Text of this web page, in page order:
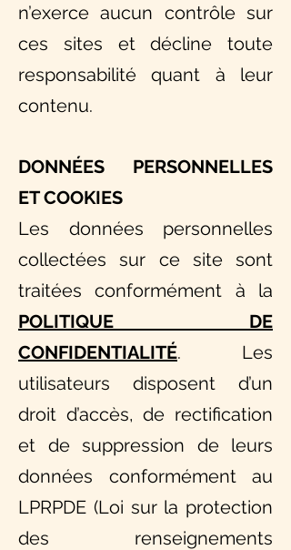
n’exerce aucun contrôle sur
ces sites et décline toute
responsabilité quant à leur
contenu.
DONNÉES PERSONNELLES
ET COOKIES
Les données personnelles
collectées sur ce site sont
traitées conformément à la
POLITIQUE DE
CONFIDENTIALITÉ. Les
utilisateurs disposent d’un
droit d’accès, de rectification
et de suppression de leurs
données conformément au
LPRPDE (Loi sur la protection
des renseignements